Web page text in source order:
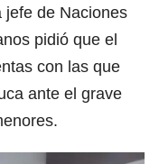
jefe de Naciones
pidió que el
con las que
ante el grave